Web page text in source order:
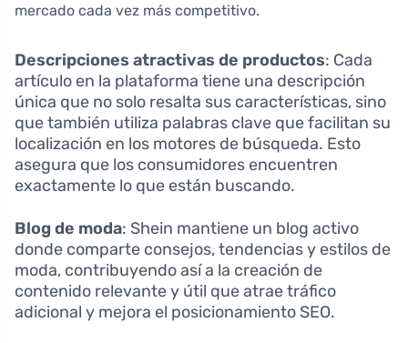
mercado cada vez más competitivo.
Descripciones atractivas de productos: Cada
artículo en la plataforma tiene una descripción
única que no solo resalta sus características, sino
que también utiliza palabras clave que facilitan su
localización en los motores de búsqueda. Esto
asegura que los consumidores encuentren
exactamente lo que están buscando.
Blog de moda: Shein mantiene un blog activo
donde comparte consejos, tendencias y estilos de
moda, contribuyendo así a la creación de
contenido relevante y útil que atrae tráfico
adicional y mejora el posicionamiento SEO.